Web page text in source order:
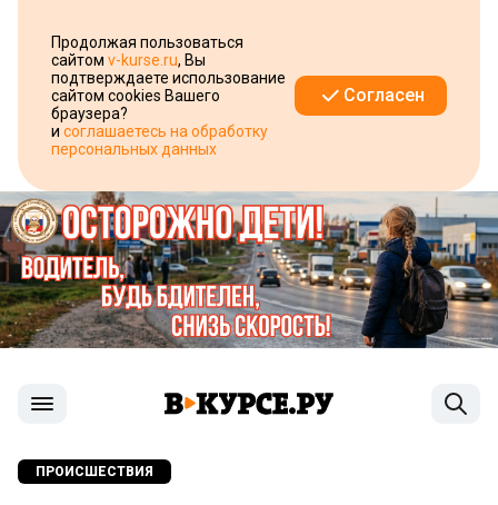
Продолжая пользоваться
сайтом v-kurse.ru, Вы
подтверждаете использование
сайтом cookies Вашего
браузера?
и соглашаетесь на обработку
персональных данных
Согласен
ПРОИСШЕСТВИЯ